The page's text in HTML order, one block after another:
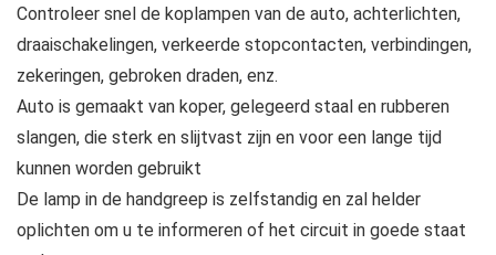
Controleer snel de koplampen van de auto, achterlichten,
draaischakelingen, verkeerde stopcontacten, verbindingen,
zekeringen, gebroken draden, enz.
Auto is gemaakt van koper, gelegeerd staal en rubberen
slangen, die sterk en slijtvast zijn en voor een lange tijd
kunnen worden gebruikt
De lamp in de handgreep is zelfstandig en zal helder
oplichten om u te informeren of het circuit in goede staat